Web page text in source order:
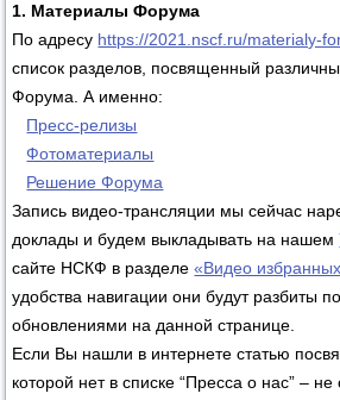
1. Материалы Форума
По адресу https://2021.nscf.ru/materialy-
список разделов, посвященный
Форума. А именно:
Пресс-релизы
Фотоматериалы
Решение Форума
Запись видео-трансляции мы сейчас
доклады и будем выкладывать на нашем
сайте НСКФ в разделе«Видео
удобства навигации они будут разбиты
обновлениями на данной странице.
Если Вы нашли в интернете статью
которой нет в списке “Пресса о нас” – не